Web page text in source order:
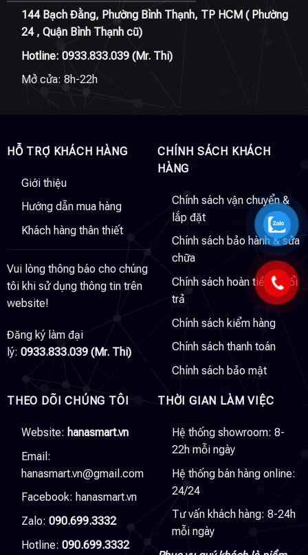
144 Bạch Đằng, Phường Bình Thạnh, TP HCM ( Phường
24 , Quận Bình Thạnh cũ)
Hotline: 0933.833.039(Mr. Thi)
Mở cửa: 8h-22h
HỖ TRỢ KHÁCH HÀNG
Giới thiệu
Hướng dẫn mua hàng
Khách hàng thân thiết
Vui lòng thông báo cho chúng
tôi khi sử dụng thông tin trên
website!
Đăng ký làm đại
lý: 0933.833.039 (Mr. Thi)
CHÍNH SÁCH KHÁCH
HÀNG
Chính sách vận chuyển &
lắp đặt
Chính sách bảo hành & sửa
chữa
Chính sách hoàn tiền & đổi
trả
Chính sách kiểm hàng
Chính sách thanh toán
Chính sách bảo mật
THEO DÕI CHÚNG TÔI
Website: hanasmart.vn
Email:
hanasmart.vn@gmail.com
Facebook: hanasmart.vn
Zalo: 090.699.3332
Hotline: 090.699.3332
THỜI GIAN LÀM VIỆC
Hệ thống showroom: 8-
22h mỗi ngày
Hệ thống bán hàng online:
24/24
Tư vấn khách hàng: 8-24h
mỗi ngày